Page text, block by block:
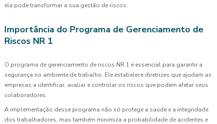
ela pode transformar a sua gestão de riscos.
Importância do Programa de Gerenciamento de
Riscos NR 1
O programa de gerenciamento de riscos NR 1 é essencial para garantir a
segurança no ambiente de trabalho. Ele estabelece diretrizes que ajudam as
empresas a identificar, avaliar e controlar os riscos que podem afetar seus
colaboradores.
A implementação desse programa não só protege a saúde e a integridade
dos trabalhadores, mas também minimiza a probabilidade de acidentes e